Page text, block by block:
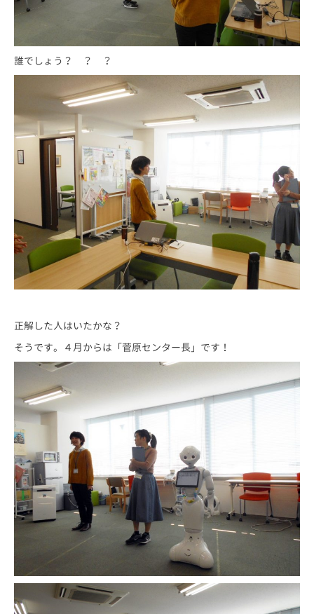
誰でしょう？ ？ ？
正解した人はいたかな？
そうです。４月からは「菅原センター長」です！